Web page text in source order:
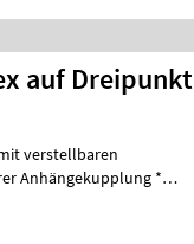
auf Dreipunkt
verstellbaren
Anhängekupplung *